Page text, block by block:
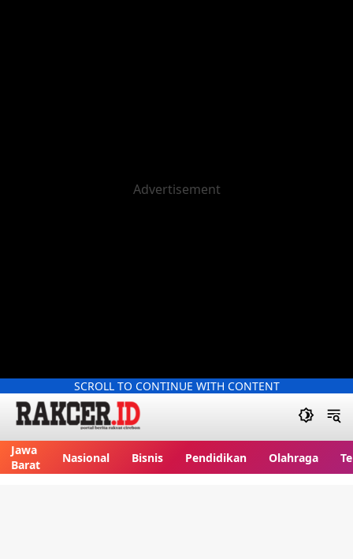
SCROLL TO CONTINUE WITH CONTENT
Jawa
Barat
Nasional Bisnis Pendidikan Olahraga